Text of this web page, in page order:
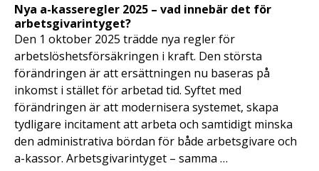
Nya a-kasseregler 2025 – vad innebär det för
arbetsgivarintyget?
Den 1 oktober 2025 trädde nya regler för
arbetslöshetsförsäkringen i kraft. Den största
förändringen är att ersättningen nu baseras på
inkomst i stället för arbetad tid. Syftet med
förändringen är att modernisera systemet, skapa
tydligare incitament att arbeta och samtidigt minska
den administrativa bördan för både arbetsgivare och
a-kassor. Arbetsgivarintyget – samma …